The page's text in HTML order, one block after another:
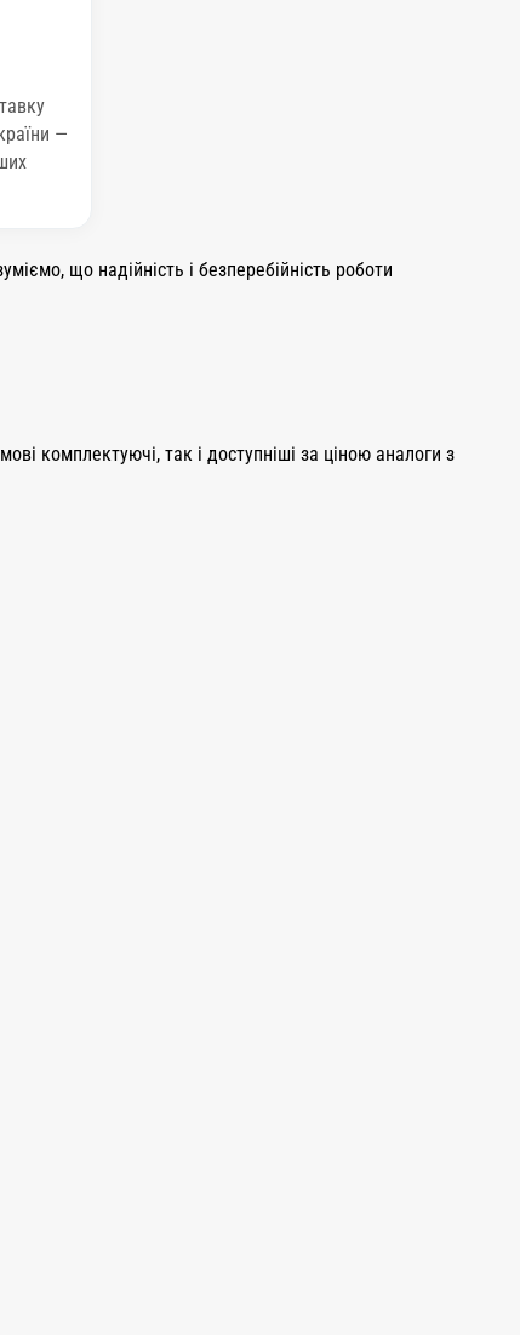
—
що надійність і безперебійність роботи
комплектуючі, так і доступніші за ціною аналоги з